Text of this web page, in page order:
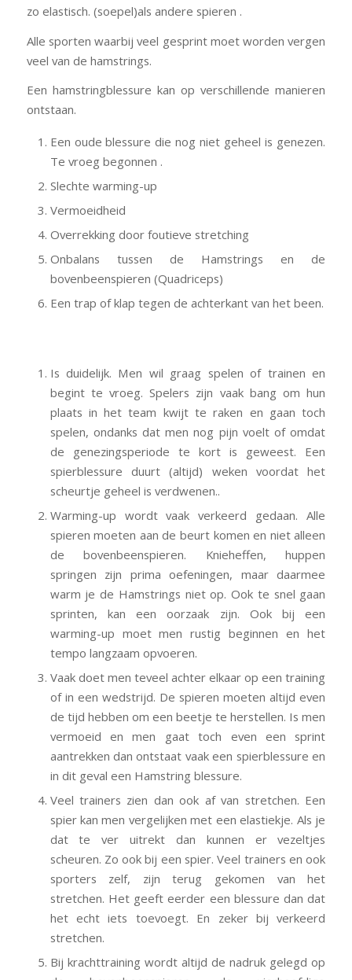
zo elastisch. (soepel)als andere spieren .
Alle sporten waarbij veel gesprint moet worden vergen
veel van de hamstrings.
Een hamstringblessure kan op verschillende manieren
ontstaan.
Een oude blessure die nog niet geheel is genezen.
Te vroeg begonnen .
Slechte warming-up
Vermoeidheid
Overrekking door foutieve stretching
Onbalans tussen de Hamstrings en de
bovenbeenspieren (Quadriceps)
Een trap of klap tegen de achterkant van het been.
Is duidelijk. Men wil graag spelen of trainen en
begint te vroeg. Spelers zijn vaak bang om hun
plaats in het team kwijt te raken en gaan toch
spelen, ondanks dat men nog pijn voelt of omdat
de genezingsperiode te kort is geweest. Een
spierblessure duurt (altijd) weken voordat het
scheurtje geheel is verdwenen..
Warming-up wordt vaak verkeerd gedaan. Alle
spieren moeten aan de beurt komen en niet alleen
de bovenbeenspieren. Knieheffen, huppen
springen zijn prima oefeningen, maar daarmee
warm je de Hamstrings niet op. Ook te snel gaan
sprinten, kan een oorzaak zijn. Ook bij een
warming-up moet men rustig beginnen en het
tempo langzaam opvoeren.
Vaak doet men teveel achter elkaar op een training
of in een wedstrijd. De spieren moeten altijd even
de tijd hebben om een beetje te herstellen. Is men
vermoeid en men gaat toch even een sprint
aantrekken dan ontstaat vaak een spierblessure en
in dit geval een Hamstring blessure.
Veel trainers zien dan ook af van stretchen. Een
spier kan men vergelijken met een elastiekje. Als je
dat te ver uitrekt dan kunnen er vezeltjes
scheuren. Zo ook bij een spier. Veel trainers en ook
sporters zelf, zijn terug gekomen van het
stretchen. Het geeft eerder een blessure dan dat
het echt iets toevoegt. En zeker bij verkeerd
stretchen.
Bij krachttraining wordt altijd de nadruk gelegd op